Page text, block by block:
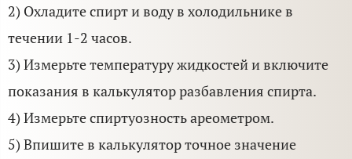
2) Охладите спирт и воду в холодильнике в
течении 1-2 часов.
3) Измерьте температуру жидкостей и включите
показания в калькулятор разбавления спирта.
4) Измерьте спиртуозность ареометром.
5) Впишите в калькулятор точное значение